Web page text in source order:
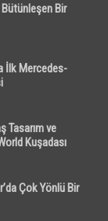
Bir
İlk Mercedes-
Tasarım ve
Kuşadası
Çok Yönlü Bir